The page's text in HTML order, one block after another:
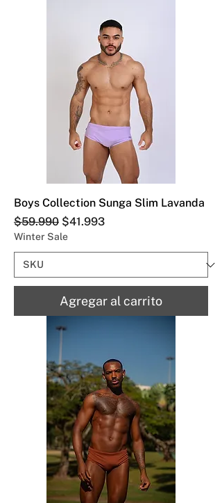
Boys Collection Sunga Slim Lavanda
Precio
$59.990 Precio de oferta
$41.993
Winter Sale
Agregar al carrito